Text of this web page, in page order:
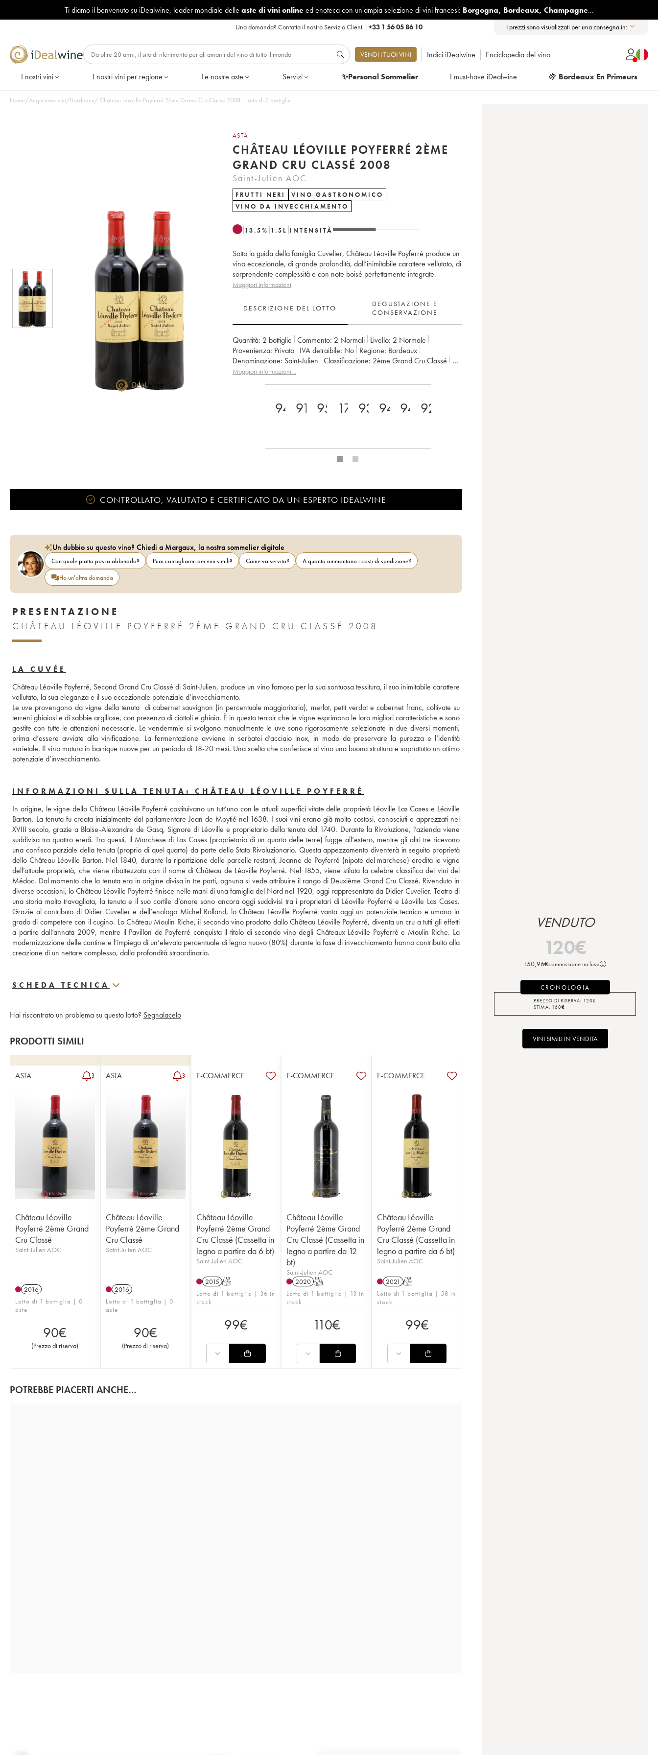
Ti diamo il benvenuto su iDealwine, leader mondiale delle aste di vini onlineed enoteca con un'ampia selezione di vini francesi: Borgogna, Bordeaux, Champagne...
Una domanda?Contatta il nostro Servizio Clienti |+33 1 56 05 86 10 I prezzi sono visualizzati per una consegna in:
VENDI I TUOI VINI Indici iDealwine Enciclopedia del vino
I nostri vini I nostri vini per regione Le nostre aste Servizi ✨Personal Sommelier I must-have iDealwine 🍇 Bordeaux En Primeurs
Home/Acquistare vini/Bordeaux/ Château Léoville Poyferré 2ème Grand Cru Classé 2008 - Lotto di 2 bottiglie
ASTA
CHÂTEAU LÉOVILLE POYFERRÉ 2ÈME
GRAND CRU CLASSÉ 2008
Saint-Julien AOC
FRUTTI NERI
VINO GASTRONOMICO
VINO DA INVECCHIAMENTO
13.5% 1.5 L INTENSITÀ
Sotto la guida della famiglia Cuvelier, Château Léoville Poyferré produce un
vino eccezionale, di grande profondità, dall’inimitabile carattere vellutato, di
sorprendente complessità e con note boisé perfettamente integrate.
Maggiori informazioni
DESCRIZIONE DEL LOTTO
DEGUSTAZIONE E
CONSERVAZIONE
Quantità: 2 bottiglie Commento: 2 Normali Livello: 2 Normale
Provenienza:
privato IVA detraibile: no Regione:
Bordeaux
Denominazione:
Saint-Julien Classificazione:
2ème Grand Cru Classé
Proprietario: Famille Cuvelier
Maggiori informazioni…
94 91 95 17 93 94 94 92
CONTROLLATO, VALUTATO E CERTIFICATO DA UN ESPERTO IDEALWINE
Un dubbio su questo vino? Chiedi a Margaux, la nostra sommelier digitale
Con quale piatto posso abbinarlo? Puoi consigliarmi dei vini simili? Come va servito?
A quanto ammontano i costi di spedizione?
Ho un'altra domanda
PRESENTAZIONE
CHÂTEAU LÉOVILLE POYFERRÉ 2ÈME GRAND CRU CLASSÉ 2008
LA CUVÉE
Château Léoville Poyferré, Second Grand Cru Classé di Saint-Julien, produce un vino famoso per la sua sontuosa tessitura, il suo inimitabile carattere
vellutato, la sua eleganza e il suo eccezionale potenziale d’invecchiamento.
Le uve provengono da vigne della tenuta  di cabernet sauvignon (in percentuale maggioritaria), merlot, petit verdot e cabernet franc, coltivate su
terreni ghiaiosi e di sabbie argillose, con presenza di ciottoli e ghiaia. È in questo terroir che le vigne esprimono le loro migliori caratteristiche e sono
gestite con tutte le attenzioni necessarie. Le vendemmie si svolgono manualmente le uve sono rigorosamente selezionate in due diversi momenti,
prima d’essere avviate alla vinificazione. La fermentazione avviene in serbatoi d’acciaio inox, in modo da preservare la purezza e l’identità
varietale. Il vino matura in barrique nuove per un periodo di 18-20 mesi. Una scelta che conferisce al vino una buona struttura e soprattutto un ottimo
potenziale d’invecchiamento.
INFORMAZIONI SULLA TENUTA: CHÂTEAU LÉOVILLE POYFERRÉ
In origine, le vigne dello Château Léoville Poyferré costituivano un tutt’uno con le attuali superfici vitate delle proprietà Léoville Las Cases e Léoville
Barton. La tenuta fu creata inizialmente dal parlamentare Jean de Moytié nel 1638. I suoi vini erano già molto costosi, conosciuti e apprezzati nel
XVIII secolo, grazie a Blaise-Alexandre de Gasq, Signore di Léoville e proprietario della tenuta dal 1740. Durante la Rivoluzione, l’azienda viene
suddivisa tra quattro eredi. Tra questi, il Marchese di Las Cases (proprietario di un quarto delle terre) fugge all’estero, mentre gli altri tre ricevono
una confisca parziale della tenuta (proprio di quel quarto) da parte dello Stato Rivoluzionario. Questa appezzamento diventerà in seguito proprietà
dello Château Léoville Barton. Nel 1840, durante la ripartizione delle parcelle restanti, Jeanne de Poyferré (nipote del marchese) eredita le vigne
dell’attuale proprietà, che viene ribattezzata con il nome di Château de Léoville Poyferré. Nel 1855, viene stilata la celebre classifica dei vini del
Médoc. Dal momento che la tenuta era in origine divisa in tre parti, ognuna si vede attribuire il rango di Deuxième Grand Cru Classé. Rivenduto in
diverse occasioni, lo Château Léoville Poyferré finisce nelle mani di una famiglia del Nord nel 1920, oggi rappresentata da Didier Cuvelier. Teatro di
una storia molto travagliata, la tenuta e il suo cortile d’onore sono ancora oggi suddivisi tra i proprietari di Léoville Poyferré e Léoville Las Cases.
Grazie al contributo di Didier Cuvelier e dell’enologo Michel Rolland, lo Château Léoville Poyferré vanta oggi un potenziale tecnico e umano in
grado di competere con il cugino. Lo Château Moulin Riche, il secondo vino prodotto dallo Château Léoville Poyferré, diventa un cru a tutti gli effetti
a partire dall’annata 2009, mentre il Pavillon de Poyferré conquista il titolo di secondo vino degli Châteaux Léoville Poyferré e Moulin Riche. La
modernizzazione delle cantine e l’impiego di un’elevata percentuale di legno nuovo (80%) durante la fase di invecchiamento hanno contribuito alla
creazione di un nettare complesso, dalla profondità straordinaria.
SCHEDA TECNICA
Hai riscontrato un problema su questo lotto? Segnalacelo
PRODOTTI SIMILI
ASTA 3
Château Léoville
Poyferré 2ème Grand
Cru Classé
Saint-Julien AOC
2016
Lotto di 1 bottiglia | 0
aste
90€
(Prezzo di riserva)
ASTA 3
Château Léoville
Poyferré 2ème Grand
Cru Classé
Saint-Julien AOC
2016
Lotto di 1 bottiglia | 0
aste
90€
(Prezzo di riserva)
E-COMMERCE
Château Léoville
Poyferré 2ème Grand
Cru Classé (Cassetta in
legno a partire da 6 bt)
Saint-Julien AOC
2015 T
Lotto di 1 bottiglia | 36 in
stock
99€
E-COMMERCE
Château Léoville
Poyferré 2ème Grand
Cru Classé (Cassetta in
legno a partire da 12
bt)
Saint-Julien AOC
2020 T
Lotto di 1 bottiglia | 13 in
stock
110€
E-COMMERCE
Château Léoville
Poyferré 2ème Grand
Cru Classé (Cassetta in
legno a partire da 6 bt)
Saint-Julien AOC
2021 T
Lotto di 1 bottiglia | 58 in
stock
99€
POTREBBE PIACERTI ANCHE…
VENDUTO
120€
150,96€commissione inclusa
CRONOLOGIA
PREZZO DI RISERVA: 120€
STIMA: 160€
VINI SIMILI IN VENDITA